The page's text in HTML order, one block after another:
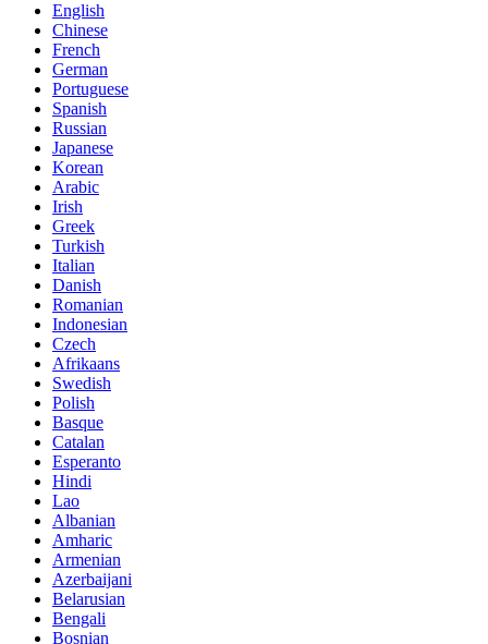
English
Chinese
French
German
Portuguese
Spanish
Russian
Japanese
Korean
Arabic
Irish
Greek
Turkish
Italian
Danish
Romanian
Indonesian
Czech
Afrikaans
Swedish
Polish
Basque
Catalan
Esperanto
Hindi
Lao
Albanian
Amharic
Armenian
Azerbaijani
Belarusian
Bengali
Bosnian